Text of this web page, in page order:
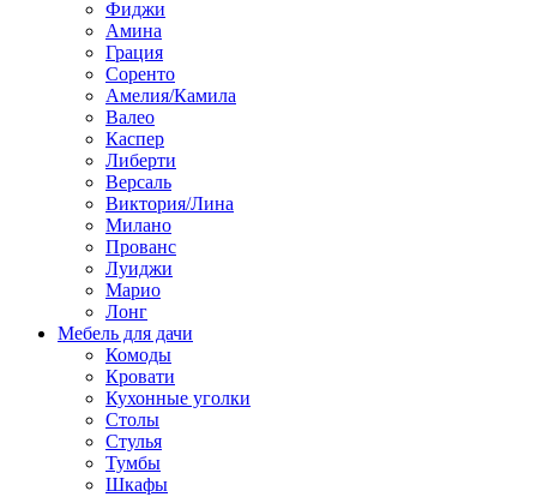
Фиджи
Амина
Грация
Соренто
Амелия/Камила
Валео
Каспер
Либерти
Версаль
Виктория/Лина
Милано
Прованс
Луиджи
Марио
Лонг
Мебель для дачи
Комоды
Кровати
Кухонные уголки
Столы
Стулья
Тумбы
Шкафы